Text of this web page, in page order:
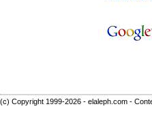
(c) Copyright 1999-2026 - elaleph.com -